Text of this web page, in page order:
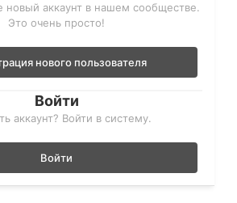
новый аккаунт в нашем сообществе.
Это очень просто!
нового пользователя
Войти
аккаунт? Войти в систему.
Войти